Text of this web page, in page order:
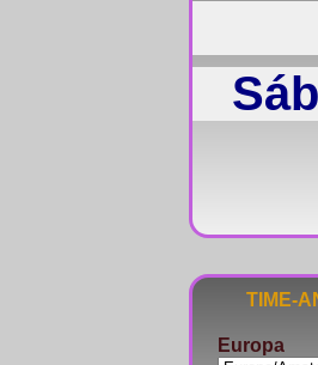
TIME-
Europa